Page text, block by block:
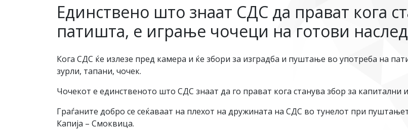
Единствено што знаат СДС да прават кога
патишта, е играње чочеци на готови
Кога СДС ќе излезе пред камера и ќе збори за изградба и пуштање во употреба на
зурли, тапани, чочек.
Чочекот е единственото што СДС знаат да го прават кога станува збор за капитални
Граѓаните добро се сеќаваат на плехот на дружината на СДС во тунелот при
Капија – Смоквица.